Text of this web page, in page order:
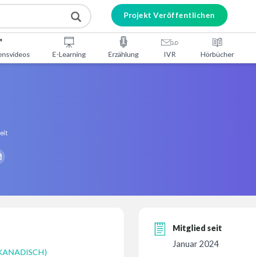
Projekt Veröffentlichen
E-Learning Erzählung IVR Hörbücher
Mitglied seit
Januar 2024